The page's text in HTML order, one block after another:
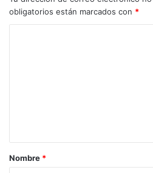
obligatorios están marcados con *
Nombre *